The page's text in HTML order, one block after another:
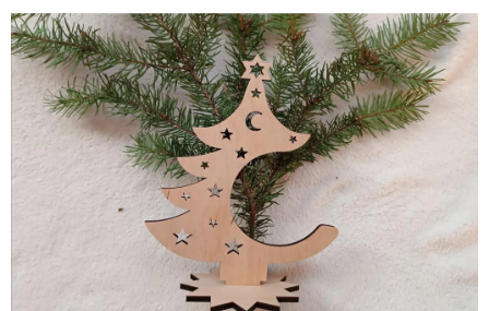
produktu
je
0,0
hvězdiček.